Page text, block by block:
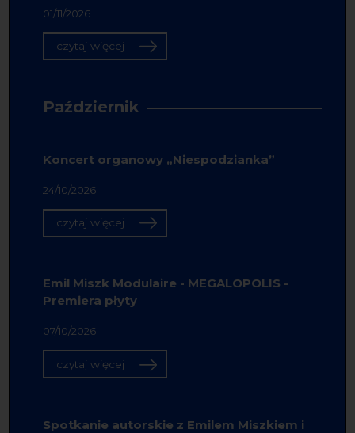
01/11/2026
czytaj więcej
Październik
Koncert organowy „Niespodzianka”
24/10/2026
czytaj więcej
Emil Miszk Modulaire - MEGALOPOLIS -
Premiera płyty
07/10/2026
czytaj więcej
Spotkanie autorskie z Emilem Miszkiem i